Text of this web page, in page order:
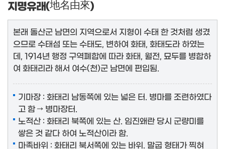
지명유래(地名由來)
본래 돌산군 남면의 지역으로서 지형이 수태 한 것처럼 생겼
으므로 수태섬 또는 수태도, 변하여 화태, 화태도라 하였는
데, 1914년 행정 구역폐합에 따라 화태, 월전, 묘두를 병합하
여 화태리라 해서 여수(천)군 남면에 편입됨.
기마장 : 화태리 남동쪽에 있는 넓은 터. 병마를 조련하였다
고 함 → 병마장터.
노적산 : 화태리 북쪽에 있는 산. 임진왜란 당시 군량미를
쌓은 것 같다 하여 노적산이라 함.
마족바위 : 화태리 북서쪽에 있는 바위. 말굽 형태가 찍혀